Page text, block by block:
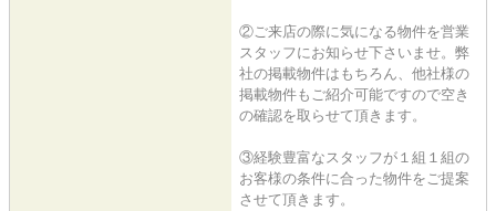
②ご来店の際に気になる物件を営業
スタッフにお知らせ下さいませ。弊
社の掲載物件はもちろん、他社様の
掲載物件もご紹介可能ですので空き
の確認を取らせて頂きます。
③経験豊富なスタッフが１組１組の
お客様の条件に合った物件をご提案
させて頂きます。